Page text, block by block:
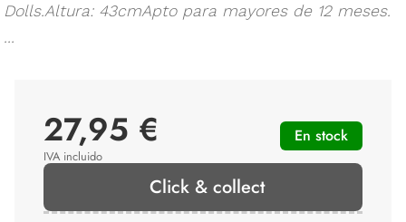
Dolls.Altura: 43cmApto para mayores de 12 meses.
...
27,95 €
IVA incluido
En stock
Click & collect